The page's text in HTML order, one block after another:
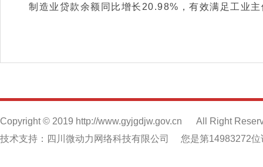
制造业贷款余额同比增长20.98%，有效满足工业
Copyright © 2019 http://www.gyjgdjw.gov.cn
All Right
技术支持：四川微动力网络科技有限公司
您是第14983272位